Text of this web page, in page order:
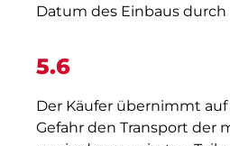
Datum des Einbaus durch
5.6
Der Käufer übernimmt
Gefahr den Transport der